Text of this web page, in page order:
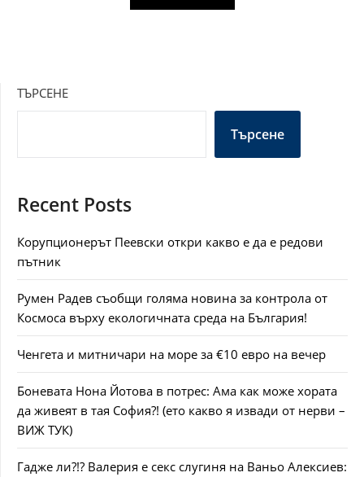
ТЪРСЕНЕ
Търсене
Recent Posts
Корупционерът Пеевски откри какво е да е редови
пътник
Румен Радев съобщи голяма новина за контрола от
Космоса върху екологичната среда на България!
Ченгета и митничари на море за €10 евро на вечер
Боневата Нона Йотова в потрес: Ама как може хората
да живеят в тая София?! (ето какво я извади от нерви –
ВИЖ ТУК)
Гадже ли?!? Валерия е секс слугиня на Ваньо Алексиев: